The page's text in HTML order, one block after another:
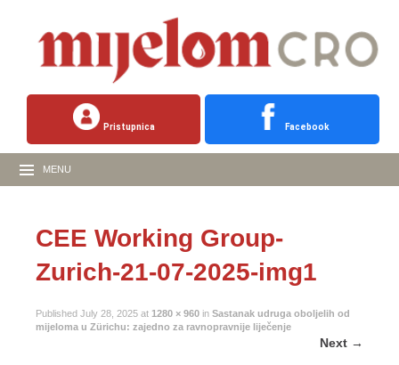
Pristupnica Facebook
MENU
CEE Working Group-
Zurich-21-07-2025-img1
Published July 28, 2025 at 1280 × 960 in Sastanak udruga oboljelih od
mijeloma u Zürichu: zajedno za ravnopravnije liječenje
Next →